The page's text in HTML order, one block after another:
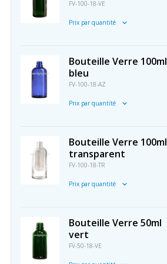
FV-100-18-VE
Prix par quantité
Bouteille Verre 100ml
bleu
FV-100-18-AZ
Prix par quantité
Bouteille Verre 100ml
transparent
FV-100-18-TR
Prix par quantité
Bouteille Verre 50ml
vert
FV-50-18-VE